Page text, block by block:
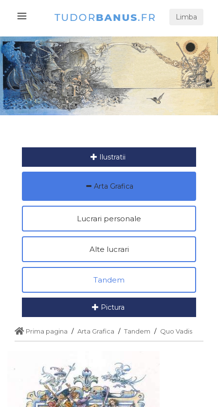
Limba
Ilustratii
Arta Grafica
Lucrari personale
Alte lucrari
Tandem
Pictura
Prima pagina Arta Grafica Tandem Quo Vadis